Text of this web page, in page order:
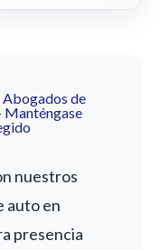
Abogados de
Manténgase
nuestros
auto en
presencia